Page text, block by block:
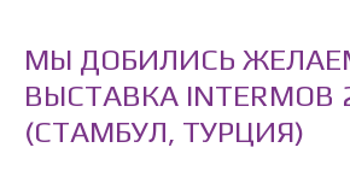
МЫ ДОБИЛИСЬ
ВЫСТАВКА INTERMOB
(СТАМБУЛ, ТУРЦИЯ)